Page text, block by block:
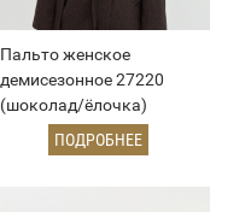
Пальто женское
демисезонное 27220
(шоколад/ёлочка)
ПОДРОБНЕЕ